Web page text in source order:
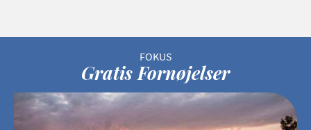
Gratis Fornøjelser